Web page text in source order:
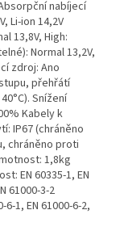
nabíjecí
Li-ion 14,2V
13,8V, High:
Normal 13,2V,
zdroj: Ano
přehřátí
Snížení
Kabely k
IP67 (chráněno
chráněno proti
1,8kg
EN 60335-1, EN
61000-3-2
1, EN 61000-6-2,